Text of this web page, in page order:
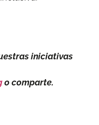
iniciativas
o comparte.